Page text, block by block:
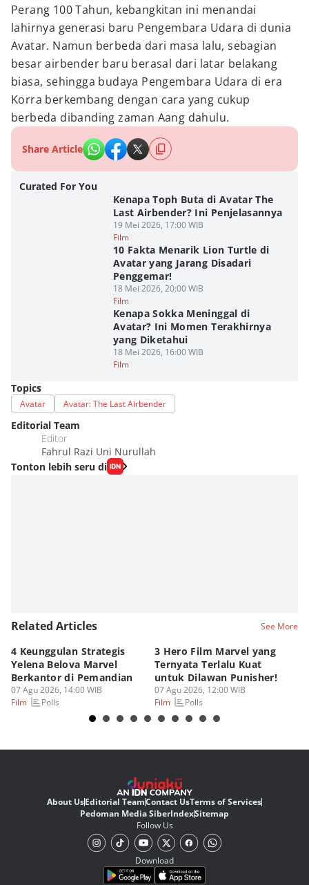
Perang 100 Tahun, kebangkitan ini menandai
lahirnya generasi baru Pengembara Udara di dunia
Avatar. Namun berbeda dari masa lalu, sebagian
besar airbender baru berasal dari latar belakang
biasa, sehingga budaya Pengembara Udara di era
Korra berkembang dengan cara yang cukup
berbeda dibanding zaman Aang dahulu.
Share Article
Curated For You
Kenapa Toph Buta di Avatar The
Last Airbender? Ini Penjelasannya
19 Mei 2026, 17:00 WIB
Film
10 Fakta Menarik Lion Turtle di
Avatar yang Jarang Disadari
Penggemar!
18 Mei 2026, 20:00 WIB
Film
Kenapa Sokka Meninggal di
Avatar? Ini Momen Terakhirnya
yang Diketahui
18 Mei 2026, 16:00 WIB
Film
Topics
Avatar Avatar: The Last Airbender
Editorial Team
Editor
Fahrul Razi Uni Nurullah
Tonton lebih seru di
Related Articles See More
4 Keunggulan Strategis
Yelena Belova Marvel
Berkantor di Pemandian
07 Agu 2026, 14:00 WIB
Film
Polls
3 Hero Film Marvel yang
Ternyata Terlalu Kuat
untuk Dilawan Punisher!
07 Agu 2026, 12:00 WIB
Film
Polls
About UsEditorial TeamContact UsTerms of Services
Pedoman Media SiberIndexSitemap
Follow Us
Download